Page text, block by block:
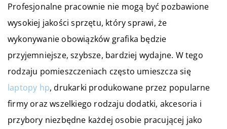
Profesjonalne pracownie nie mogą być pozbawione
wysokiej jakości sprzętu, który sprawi, że
wykonywanie obowiązków grafika będzie
przyjemniejsze, szybsze, bardziej wydajne. W tego
rodzaju pomieszczeniach często umieszcza się
laptopy hp, drukarki produkowane przez popularne
firmy oraz wszelkiego rodzaju dodatki, akcesoria i
przybory niezbędne każdej osobie pracującej jako